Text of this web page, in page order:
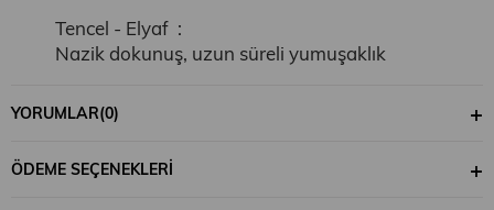
Tencel - Elyaf :
Nazik dokunuş, uzun süreli yumuşaklık
Kalıcı renkler, nefes alabilme.
Doğa Dostu:
YORUMLAR(0)
ÖDEME SEÇENEKLERI